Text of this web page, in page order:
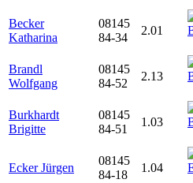
Becker
Katharina
08145
84-34
2.01
Brandl
Wolfgang
08145
84-52
2.13
Burkhardt
Brigitte
08145
84-51
1.03
Ecker Jürgen
08145
84-18
1.04